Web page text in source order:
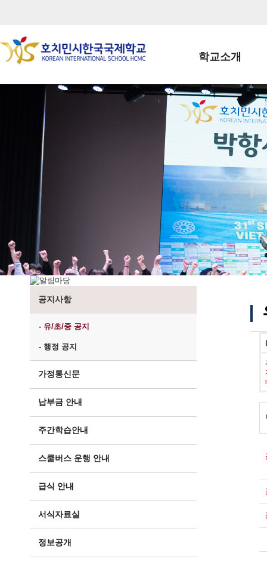
학교소개
학교장인사말
학생회장인사말
학교상징
학교 CI
교직원현황
학생현황
위치/전화
전경사진
공지사항
- 유/초/중 공지
- 행정 공지
가정통신문
납부금 안내
주간학습안내
스쿨버스 운행 안내
급식 안내
서식자료실
정보공개